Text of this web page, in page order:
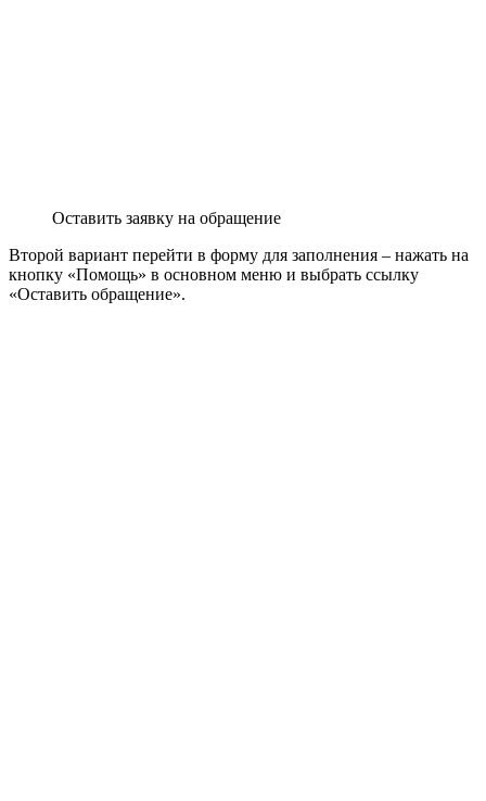
Оставить заявку на обращение
Второй вариант перейти в форму для заполнения – нажать на
кнопку «Помощь» в основном меню и выбрать ссылку
«Оставить обращение».